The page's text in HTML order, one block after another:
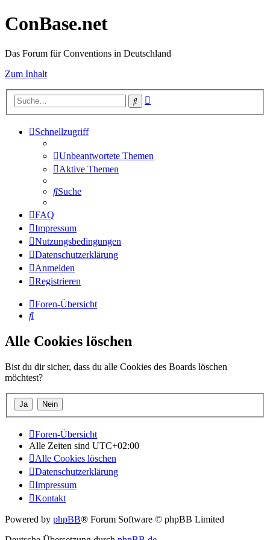
ConBase.net
Das Forum für Conventions in Deutschland
Zum Inhalt
Suche
Schnellzugriff
Unbeantwortete Themen
Aktive Themen
Suche
FAQ
Impressum
Nutzungsbedingungen
Datenschutzerklärung
Anmelden
Registrieren
Foren-Übersicht
Suche
Alle Cookies löschen
Bist du dir sicher, dass du alle Cookies des Boards löschen
möchtest?
Foren-Übersicht
Alle Zeiten sind UTC+02:00
Alle Cookies löschen
Datenschutzerklärung
Impressum
Kontakt
Powered by phpBB® Forum Software © phpBB Limited